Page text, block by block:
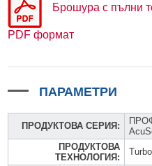
Брошура с пълни
PDF формат
ПАРАМЕТРИ
ПРОДУКТОВА СЕРИЯ:
ПРОДУКТОВА
ТЕХНОЛОГИЯ: